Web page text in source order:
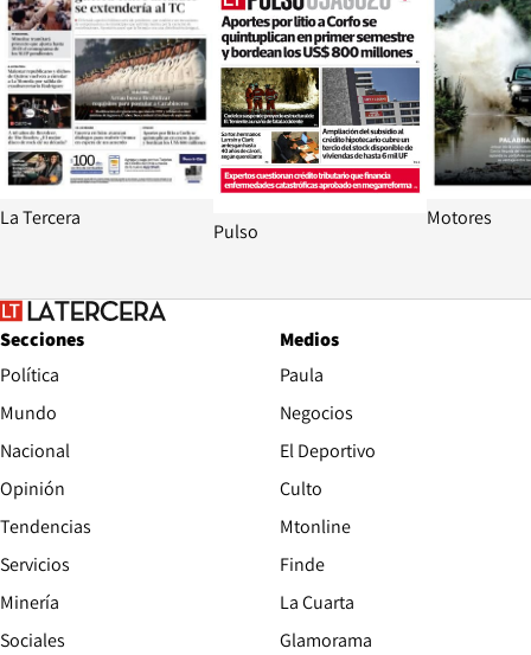
La Tercera
Pulso
Motores
Secciones
Política
Mundo
Nacional
Opinión
Tendencias
Servicios
Minería
Sociales
Medios
Paula
Negocios
El Deportivo
Culto
Mtonline
Finde
La Cuarta
Glamorama